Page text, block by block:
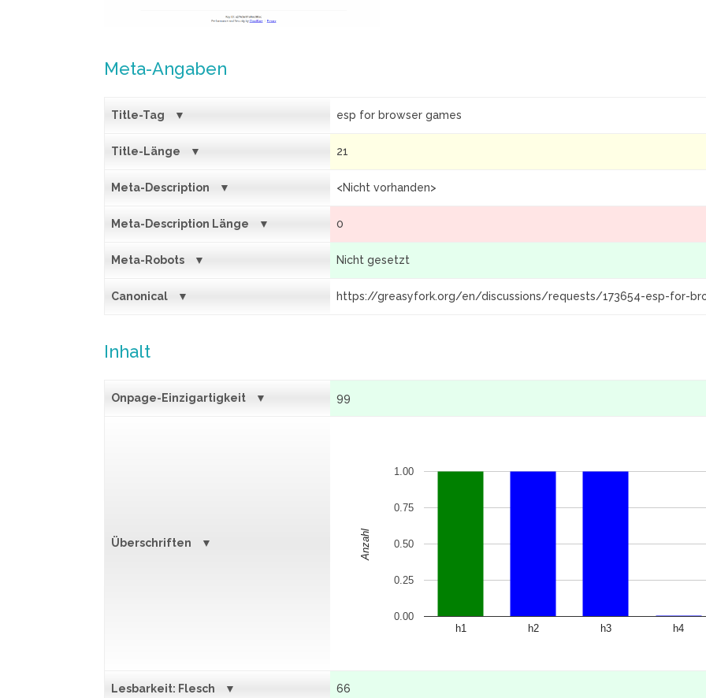
Meta-Angaben
Title-Tag esp for browser games
Title-Länge 21
Meta-Description <Nicht vorhanden>
Meta-Description Länge 0
Meta-Robots Nicht gesetzt
Canonical https://greasyfork.org/en/discussions/requests/173654-esp-for-
Inhalt
Onpage-Einzigartigkeit 99
Überschriften
h1 h2 h3 h4
0.00
0.25
0.50
0.75
1.00
Anzahl
Lesbarkeit: Flesch 66